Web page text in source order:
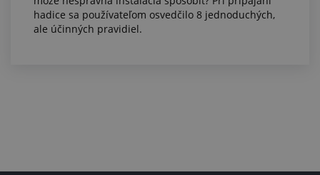
hadice sa používateľom osvedčilo 8 jednoduchých,
ale účinných pravidiel.